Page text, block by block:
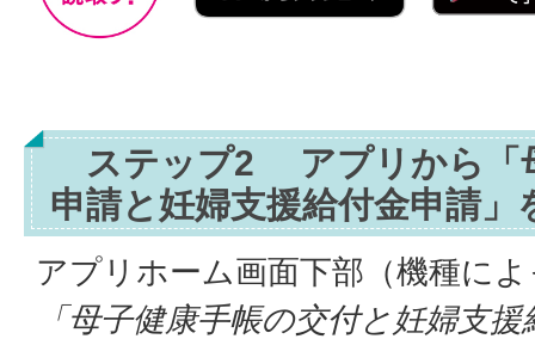
ステップ2 アプリから「
申請と妊婦支援給付金申請」
アプリホーム画面下部（機種に
「母子健康手帳の交付と妊婦支